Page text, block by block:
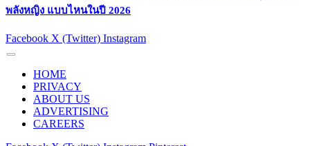
พลังหญิง แบบไหนในปี 2026
Facebook X (Twitter) Instagram
HOME
PRIVACY
ABOUT US
ADVERTISING
CAREERS